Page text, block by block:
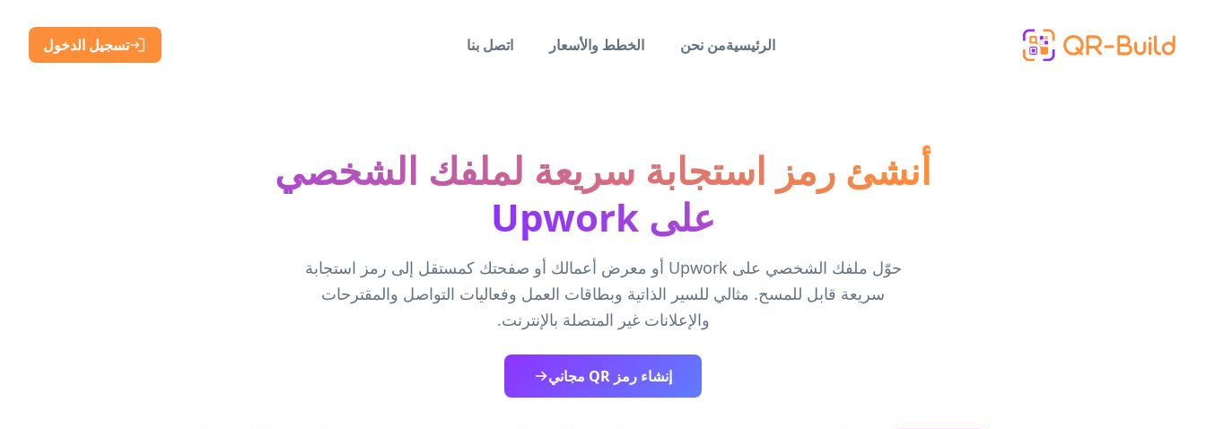
الرئيسيةمن نحن الخطط والأسعار اتصل بنا تسجيل الدخول
أنشئ رمز استجابة سريعة لملفك الشخصي
على Upwork
حوّل ملفك الشخصي على Upwork أو معرض أعمالك أو صفحتك كمستقل إلى رمز استجابة
سريعة قابل للمسح. مثالي للسير الذاتية وبطاقات العمل وفعاليات التواصل والمقترحات
والإعلانات غير المتصلة بالإنترنت.
إنشاء رمز QR مجاني